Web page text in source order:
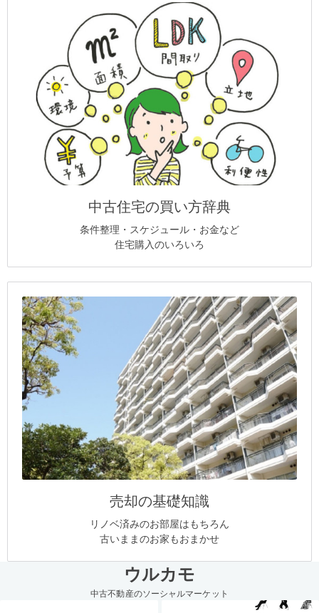
中古住宅の買い方辞典
条件整理・スケジュール・お金など
住宅購入のいろいろ
売却の基礎知識
リノベ済みのお部屋はもちろん
古いままのお家もおまかせ
ウルカモ
中古不動産のソーシャルマーケット